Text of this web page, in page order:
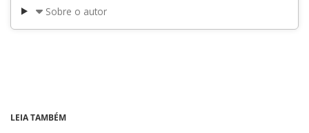
Sobre o autor
LEIA TAMBÉM